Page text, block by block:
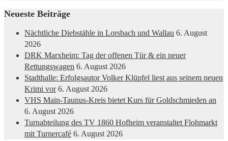
Neueste Beiträge
Nächtliche Diebstähle in Lorsbach und Wallau 6. August
2026
DRK Marxheim: Tag der offenen Tür & ein neuer
Rettungswagen 6. August 2026
Stadthalle: Erfolgsautor Volker Klüpfel liest aus seinem neuen
Krimi vor 6. August 2026
VHS Main-Taunus-Kreis bietet Kurs für Goldschmieden an
6. August 2026
Turnabteilung des TV 1860 Hofheim veranstaltet Flohmarkt
mit Turnercafé 6. August 2026